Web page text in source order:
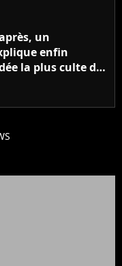
un
enfin
la plus culte de
parle pas du